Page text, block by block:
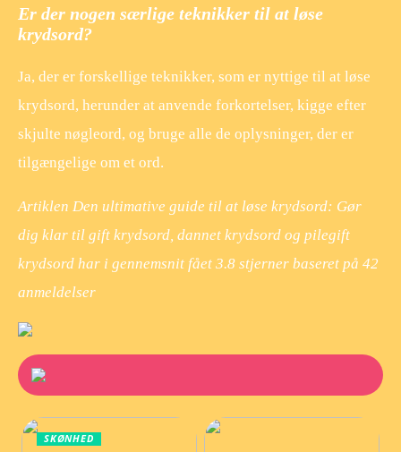
Er der nogen særlige teknikker til at løse
krydsord?
Ja, der er forskellige teknikker, som er nyttige til at løse
krydsord, herunder at anvende forkortelser, kigge efter
skjulte nøgleord, og bruge alle de oplysninger, der er
tilgængelige om et ord.
Artiklen Den ultimative guide til at løse krydsord: Gør
dig klar til gift krydsord, dannet krydsord og pilegift
krydsord har i gennemsnit fået 3.8 stjerner baseret på 42
anmeldelser
SKØNHED